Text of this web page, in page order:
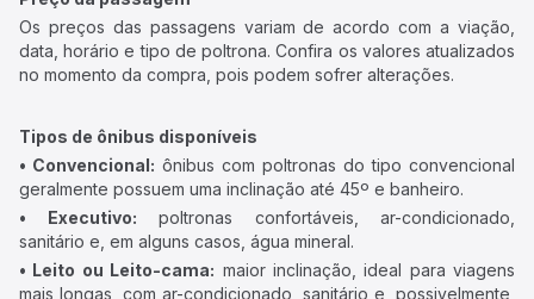
Os preços das passagens variam de acordo com a viação,
data, horário e tipo de poltrona. Confira os valores atualizados
no momento da compra, pois podem sofrer alterações.
Tipos de ônibus disponíveis
• Convencional: ônibus com poltronas do tipo convencional
geralmente possuem uma inclinação até 45º e banheiro.
• Executivo: poltronas confortáveis, ar-condicionado,
sanitário e, em alguns casos, água mineral.
• Leito ou Leito-cama: maior inclinação, ideal para viagens
mais longas, com ar-condicionado, sanitário e, possivelmente,